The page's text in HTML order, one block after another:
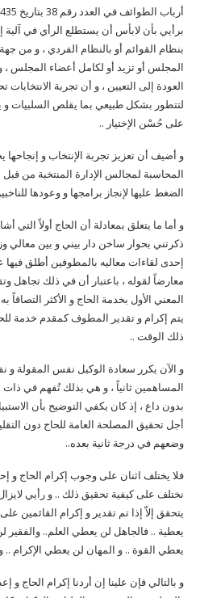
برأيي بأن لابأس أن يستطلع الرأي في آلية
بنظام القوائم أو بالنظام الفردي ، و من
المجلس أو تزيد أو لكامل أعضاء المجلس ،
العودة إلى التعيين ، و أن تجربة
لتتطور بشكل طبيعي بما يقلص السلبيات و
على حُسْن الإختيار ..
و أضيف أن تعزيز تجربة الإنتخاب و إنجاحها
المحاسبة لمجالس الإدارة المنتخبة من
الضغط عليها لإنجاز برامجها و وعودها
و أما ما يتعلق بمعادلة أن الحاج أولاً التي
ذكرتني بحوار ساخن دار بيني و بين
إحدى لقاءات معاليه بالمطوفين أطلق فيها
معارضاً لقوله ، باعتبار أن في ذلك
المعني الأول بخدمة الحاج و الأكثر التصاقاً
يتم إكرام و تقدير المطوف كمقدم خدمة
ذلك الوقت ..
و الآن يكرر سعادة الوكيل نفس المقولة و
المساهمين ثانياً ، و هي بذلك تُفهم في
بدون داع ، إذ كان يكفي التوضيح بأن
أجل تحقيق المصلحة العامة للحاج دون
وضعهم في درجة ثانية بعده..
فلا يختلف اثنان على وجوب إكرام الحاج و
نختلف على كيفية تحقيق ذلك .. و رأيي
يتحقق إلاّ إذا تم تقدير و إكرام القائمين
يعطية .. فالجاهل لن يعطي العلم..
يعطي القوة .. و المهان لن يعطي الإكرام ..
و بالتالي فإن علينا إن أردنا إكرام الحاج و